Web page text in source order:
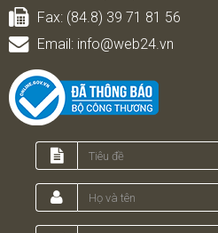
Fax: (84.8) 39 71 81 56
Email: info@web24.vn